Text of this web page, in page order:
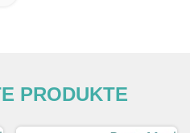
PRODUKTE